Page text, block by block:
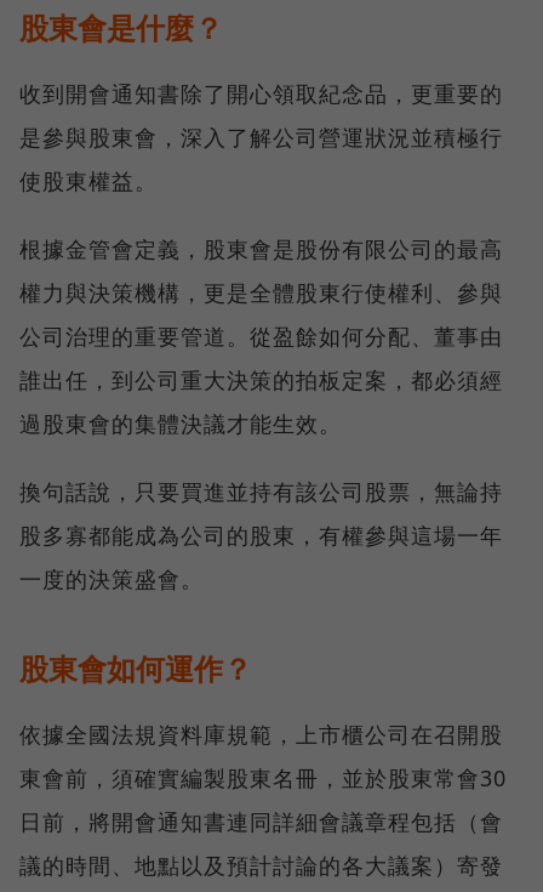
股東會是什麼？
收到開會通知書除了開心領取紀念品，更重要的
是參與股東會，深入了解公司營運狀況並積極行
使股東權益。
根據金管會定義，股東會是股份有限公司的最高
權力與決策機構，更是全體股東行使權利、參與
公司治理的重要管道。從盈餘如何分配、董事由
誰出任，到公司重大決策的拍板定案，都必須經
過股東會的集體決議才能生效。
換句話說，只要買進並持有該公司股票，無論持
股多寡都能成為公司的股東，有權參與這場一年
一度的決策盛會。
股東會如何運作？
依據全國法規資料庫規範，上市櫃公司在召開股
東會前，須確實編製股東名冊，並於股東常會30
日前，將開會通知書連同詳細會議章程包括（會
議的時間、地點以及預計討論的各大議案）寄發